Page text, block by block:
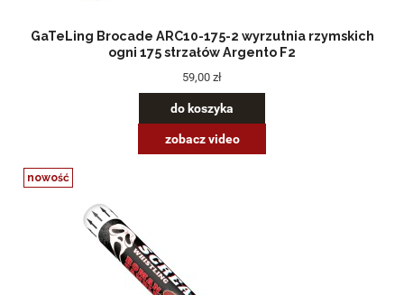
GaTeLing Brocade ARC10-175-2 wyrzutnia rzymskich
ogni 175 strzałów Argento F2
59,00 zł
do koszyka
zobacz video
nowość